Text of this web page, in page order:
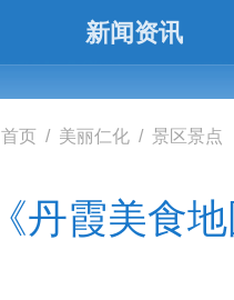
新闻资讯
首页 / 美丽仁化 / 景区景点
《丹霞美食